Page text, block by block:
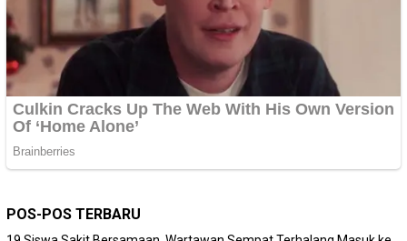
POS-POS TERBARU